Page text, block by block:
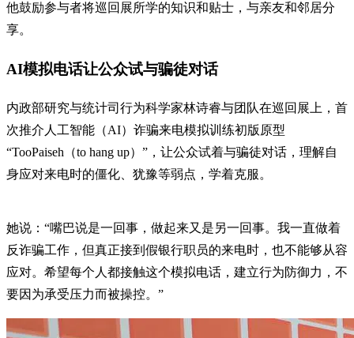
他鼓励参与者将巡回展所学的知识和贴士，与亲友和邻居分
享。
AI模拟电话让公众试与骗徒对话
内政部研究与统计司行为科学家林诗睿与团队在巡回展上，首
次推介人工智能（AI）诈骗来电模拟训练初版原型
“TooPaiseh（to hang up）”，让公众试着与骗徒对话，理解自
身应对来电时的僵化、犹豫等弱点，学着克服。
她说：“嘴巴说是一回事，做起来又是另一回事。我一直做着
反诈骗工作，但真正接到假银行职员的来电时，也不能够从容
应对。希望每个人都接触这个模拟电话，建立行为防御力，不
要因为承受压力而被操控。”